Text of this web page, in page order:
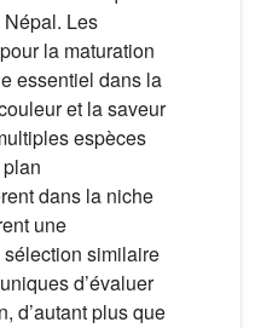
Les
la maturation
essentiel dans la
et la saveur
espèces
dans la niche
une
sélection similaire
d’évaluer
d’autant plus que